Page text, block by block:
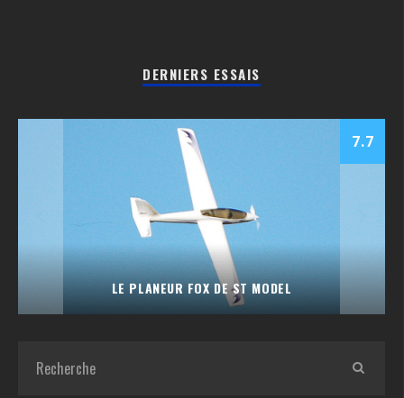
DERNIERS ESSAIS
7.7
LE PLANEUR FOX DE ST MODEL